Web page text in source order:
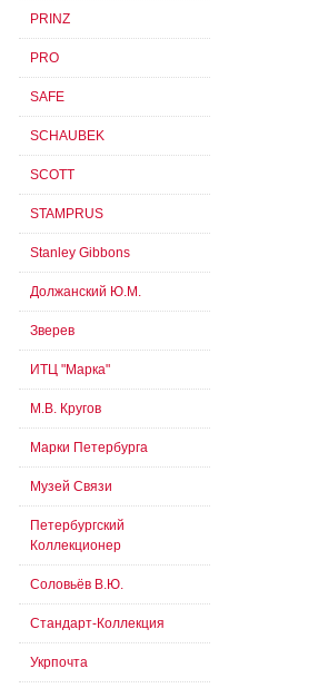
PRINZ
PRO
SAFE
SCHAUBEK
SCOTT
STAMPRUS
Stanley Gibbons
Должанский Ю.М.
Зверев
ИТЦ "Марка"
М.В. Кругов
Марки Петербурга
Музей Связи
Петербургский
Коллекционер
Соловьёв В.Ю.
Стандарт-Коллекция
Укрпочта